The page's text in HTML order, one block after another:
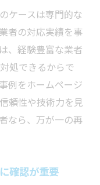
ケースは専門的な
者の対応実績を事
、経験豊富な業者
処できるからで
例をホームページ
頼性や技術力を見
なら、万が一の再
確認が重要